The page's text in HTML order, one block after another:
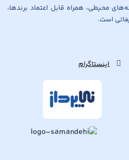
محیطی، همراه قابل اعتماد برندها،
است.
اینستاگرام